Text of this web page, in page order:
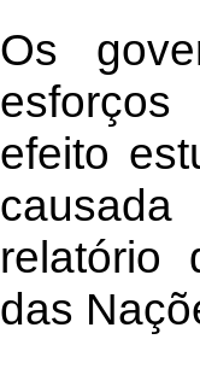
Os
efeito
relatório
das